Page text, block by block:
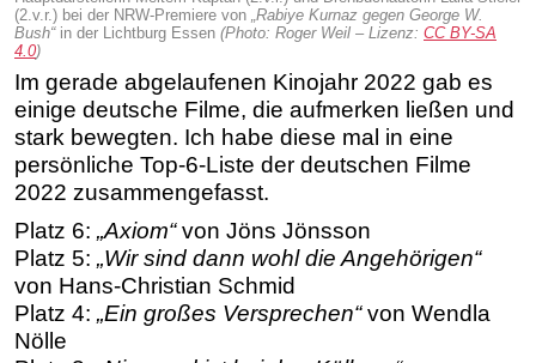
(2.v.r.) bei der NRW-Premiere von „Rabiye Kurnaz gegen George W.
Bush“in der Lichtburg Essen (Photo: Roger Weil – Lizenz: CC BY-SA
4.0)
Im gerade abgelaufenen Kinojahr 2022 gab es
einige deutsche Filme, die aufmerken ließen und
stark bewegten. Ich habe diese mal in eine
persönliche Top-6-Liste der deutschen Filme
2022 zusammengefasst.
Platz 6: „Axiom“von Jöns Jönsson
Platz 5: „Wir sind dann wohl die Angehörigen“
von Hans-Christian Schmid
Platz 4: „Ein großes Versprechen“von Wendla
Nölle